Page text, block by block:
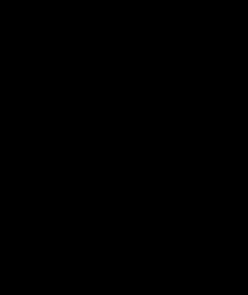
互联网信息
法工作。地
域的跟帖评
信息办公室
监督管理制